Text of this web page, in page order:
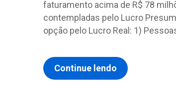
faturamento acima de R$ 78
contempladas pelo Lucro
opção pelo Lucro Real: 1)
Continue lendo